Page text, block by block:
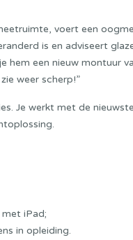
voert een
is en adviseert
hem een nieuw montuur
weer scherp!”
Je werkt met de nieuwste
iPad;
in opleiding.